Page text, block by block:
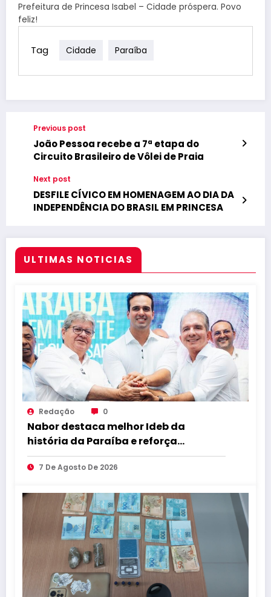
Prefeitura de Princesa Isabel – Cidade próspera. Povo
feliz!
Tag Cidade Paraíba
Previous post
João Pessoa recebe a 7ª etapa do
Circuito Brasileiro de Vôlei de Praia
Next post
DESFILE CÍVICO EM HOMENAGEM AO DIA DA
INDEPENDÊNCIA DO BRASIL EM PRINCESA
ULTIMAS NOTICIAS
Redação 0
Nabor destaca melhor Ideb da
história da Paraíba e reforça
compromisso com educação de
qualidade
7 De Agosto De 2026